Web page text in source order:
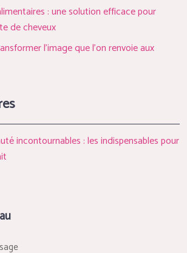
: une solution efficace pour
de cheveux
l’image que l’on renvoie aux
incontournables : les indispensables pour